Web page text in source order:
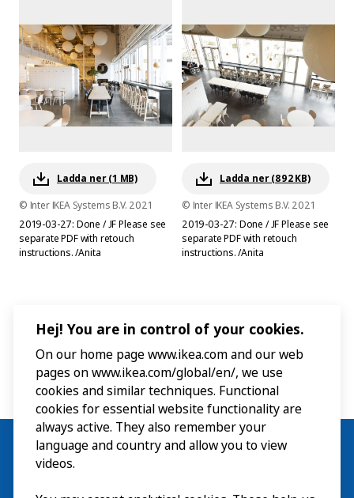
Ladda ner (1 MB)
© Inter IKEA Systems B.V. 2021
2019-03-27: Done / JF Please see
separate PDF with retouch
instructions. /Anita
Ladda ner (892 KB)
© Inter IKEA Systems B.V. 2021
2019-03-27: Done / JF Please see
separate PDF with retouch
instructions. /Anita
Hej! You are in control of your cookies.
On our home page www.ikea.com and our web
pages on www.ikea.com/global/en/, we use
cookies and similar techniques. Functional
cookies for essential website functionality are
always active. They also remember your
language and country and allow you to view
videos.